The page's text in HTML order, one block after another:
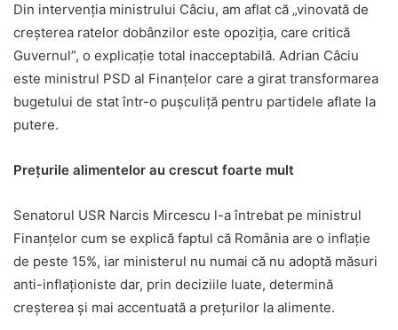
Din intervenția ministrului Câciu, am aflat că „vinovată de
creșterea ratelor dobânzilor este opoziția, care critică
Guvernul”, o explicație total inacceptabilă. Adrian Câciu
este ministrul PSD al Finanțelor care a girat transformarea
bugetului de stat într-o pușculiță pentru partidele aflate la
putere.
Prețurile alimentelor au crescut foarte mult
Senatorul USR Narcis Mircescu l-a întrebat pe ministrul
Finanțelor cum se explică faptul că România are o inflație
de peste 15%, iar ministerul nu numai că nu adoptă măsuri
anti-inflaționiste dar, prin deciziile luate, determină
creșterea și mai accentuată a prețurilor la alimente.